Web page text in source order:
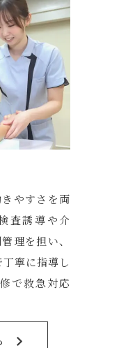
やすさを両
査誘導や介
理を担い、
寧に指導し
で救急対応